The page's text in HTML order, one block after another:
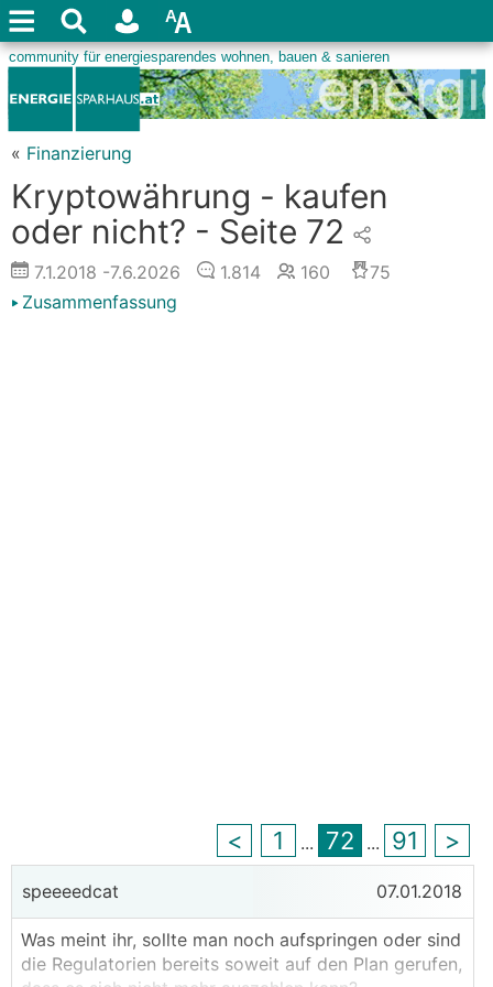
« Finanzierung
Kryptowährung - kaufen
oder nicht? - Seite 72
7.1.2018 -7.6.2026 1.814 160
75
Zusammenfassung
< 1 ... 72 ... 91 >
speeeedcat 07.01.2018
Was meint ihr, sollte man noch aufspringen oder sind
die Regulatorien bereits soweit auf den Plan gerufen,